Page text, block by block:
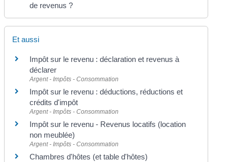
de revenus ?
Et aussi
Impôt sur le revenu : déclaration et revenus à
déclarer
Argent - Impôts - Consommation
Impôt sur le revenu : déductions, réductions et
crédits d'impôt
Argent - Impôts - Consommation
Impôt sur le revenu - Revenus locatifs (location
non meublée)
Argent - Impôts - Consommation
Chambres d'hôtes (et table d'hôtes)